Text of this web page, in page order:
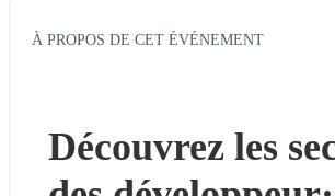
À PROPOS DE CET ÉVÉNEMENT
Découvrez les